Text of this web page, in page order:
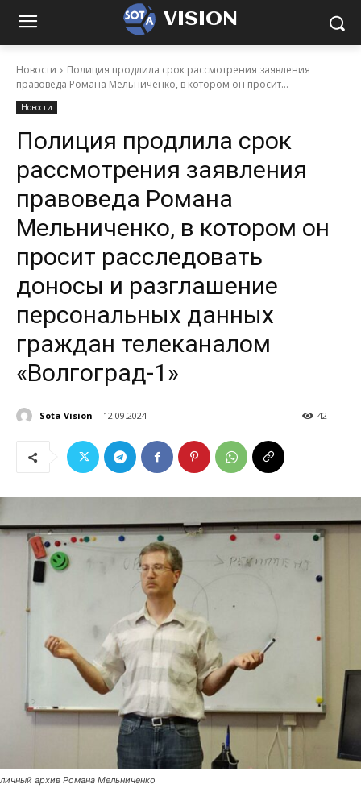
VISION
Новости
Полиция продлила срок рассмотрения заявления
правоведа Романа Мельниченко, в котором он просит...
Новости
Полиция продлила срок
рассмотрения заявления
правоведа Романа
Мельниченко, в котором он
просит расследовать
доносы и разглашение
персональных данных
граждан телеканалом
«Волгоград-1»
Sota Vision 12.09.2024 42
личный архив Романа Мельниченко